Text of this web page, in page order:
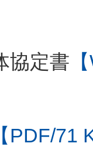
協定書
PDF/71